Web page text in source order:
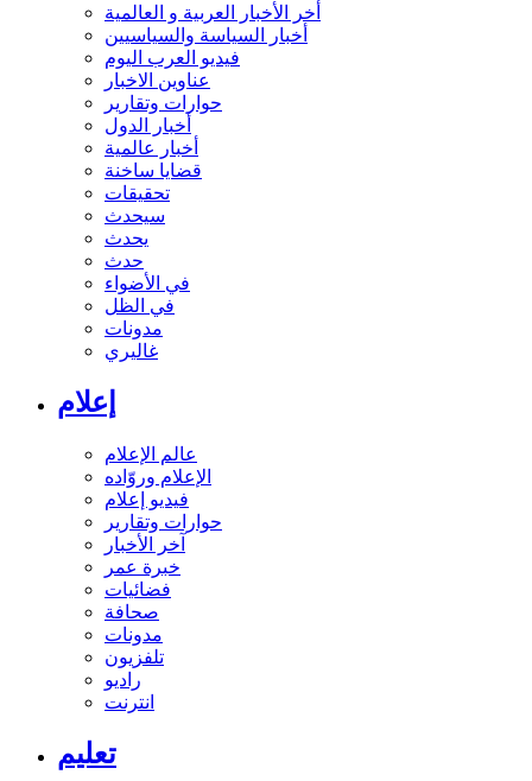
أخر الأخبار العربية و العالمية
أخبار السياسة والسياسيين
فيديو العرب اليوم
عناوين الاخبار
حوارات وتقارير
أخبار الدول
أخبار عالمية
قضايا ساخنة
تحقيقات
سيحدث
يحدث
حدث
في الأضواء
في الظل
مدونات
غاليري
إعلام
عالم الإعلام
الإعلام وروّاده
فيديو إعلام
حوارات وتقارير
آخر الأخبار
خبرة عمر
فضائيات
صحافة
مدونات
تلفزيون
راديو
انترنت
تعليم